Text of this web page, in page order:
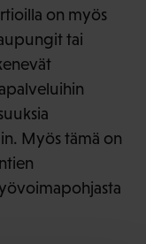
on myös
tai
Myös tämä on